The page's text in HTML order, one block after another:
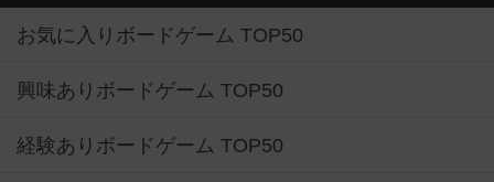
お気に入りボードゲーム TOP50
興味ありボードゲーム TOP50
経験ありボードゲーム TOP50